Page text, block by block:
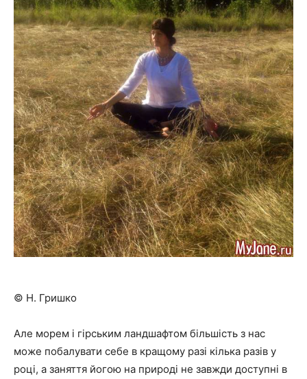
© Н. Гришко
Але морем і гірським ландшафтом більшість з нас
може побалувати себе в кращому разі кілька разів у
році, а заняття йогою на природі не завжди доступні в